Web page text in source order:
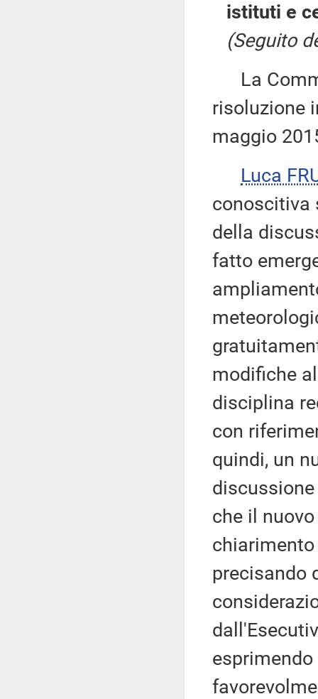
istituti e
(Seguito
La
risoluzione
maggio
Luca
conoscitiva
della
fatto
modifiche
disciplina
con
quindi, un
che il
precisando